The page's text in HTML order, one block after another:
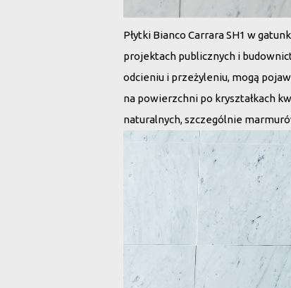
Płytki Bianco Carrara SH1 w
projektach publicznych i
odcieniu i przeżyleniu, mogą
na powierzchni po kryształkach
naturalnych, szczególnie
Odtwarzacz
video